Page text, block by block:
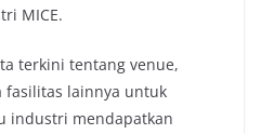
MICE.
terkini tentang venue,
fasilitas lainnya untuk
industri mendapatkan